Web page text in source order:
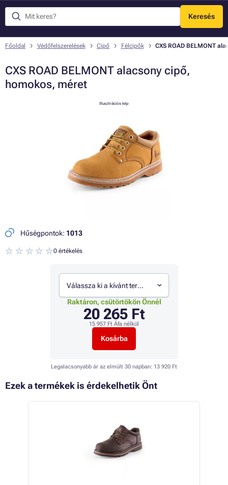
Keresés
Menü
Főoldal Védőfelszerelések Cipő Félcipők CXS ROAD BELMONT
CXS ROAD BELMONT alacsony cipő,
homokos, méret
Illusztrációs kép
Hűségpontok: 1013
0 értékelés
Válassza ki a kívánt termékváltozatot
Raktáron, csütörtökön Önnél
20 265 Ft
15 957 Ft Áfa nélkül
Kosárba
Legalacsonyabb ár az elmúlt 30 napban: 13 920 Ft
Ezek a termékek is érdekelhetik Önt